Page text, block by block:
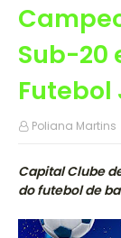
Sub-20
Futebol
Poliana Martins
Capital Clube
do futebol de